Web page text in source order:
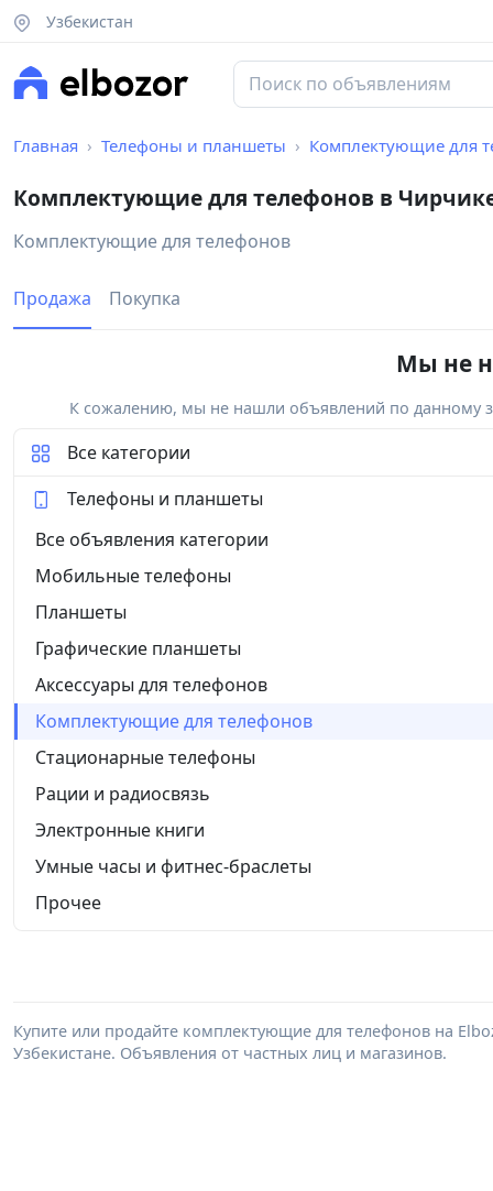
Узбекистан
Главная Телефоны и планшеты Комплектующие для
Комплектующие для телефонов в
Комплектующие для телефонов
Продажа Покупка
Мы не
К сожалению, мы не нашли объявлений по данному
Все категории
Телефоны и планшеты
Все объявления категории
Мобильные телефоны
Планшеты
Графические планшеты
Аксессуары для телефонов
Комплектующие для телефонов
Стационарные телефоны
Рации и радиосвязь
Электронные книги
Умные часы и фитнес-браслеты
Прочее
Купите или продайте комплектующие для телефонов на
Узбекистане. Объявления от частных лиц и магазинов.